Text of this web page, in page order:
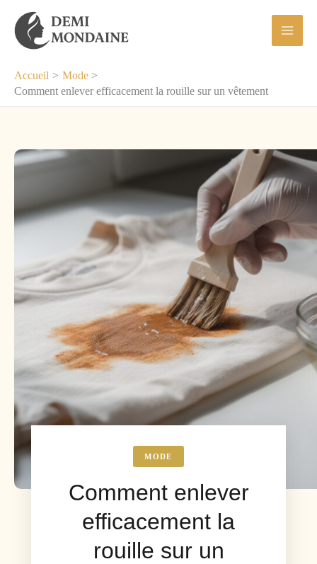
contenu
Accueil
Mode
Comment enlever efficacement la rouille sur un vêtement
MODE
Comment enlever
efficacement la
rouille sur un